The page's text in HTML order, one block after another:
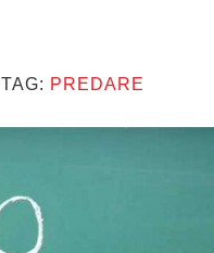
TAG: PREDARE